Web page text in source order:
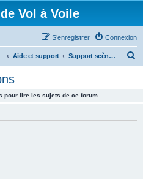
Vol à Voile
Connexion
S’enregistrer
Aide et support Support scènes et addons
pour lire les sujets de ce forum.